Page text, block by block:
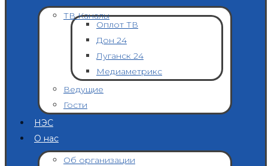
ТВ Каналы
Оплот ТВ
Дон 24
Луганск 24
Медиаметрикс
Ведущие
Гости
НЭС
О нас
Об организации